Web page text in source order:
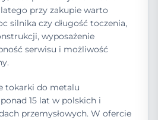
przy zakupie warto
silnika czy długość toczenia,
wyposażenie
serwisu i możliwość
tokarki do metalu
15 lat w polskich i
przemysłowych. W ofercie